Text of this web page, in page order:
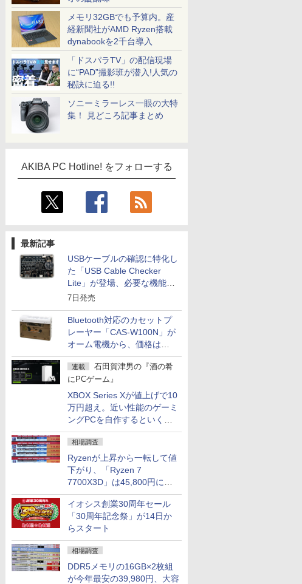
メモリ32GBでも予算内。産
経新聞社がAMD Ryzen搭載
dynabookを2千台導入
「ドスパラTV」の配信現場
に“PAD”撮影班が潜入!人気の
秘訣に迫る!!
ソニーミラーレス一眼の大特
集！ 見どころ記事まとめ
AKIBA PC Hotline! をフォローする
最新記事
USBケーブルの確認に特化し
た「USB Cable Checker
Lite」が登場、必要な機能を
凝縮しコンパクトに
7日発売
Bluetooth対応のカセットプ
レーヤー「CAS-W100N」が
オーム電機から、価格は
5,940円
連載
石田賀津男の『酒の肴
にPCゲーム』
XBOX Series Xが値上げで10
万円超え。近い性能のゲーミ
ングPCを自作するといくら
になる？
相場調査
Ryzenが上昇から一転して値
下がり、「Ryzen 7
7700X3D」は45,800円に急
落し「Ryzen 7 7800X3D」
との価格逆転解消 [8月前半の
CPU価格]
イオシス創業30周年セール
「30周年記念祭」が14日か
らスタート
相場調査
DDR5メモリの16GB×2枚組
が今年最安の39,980円、大容